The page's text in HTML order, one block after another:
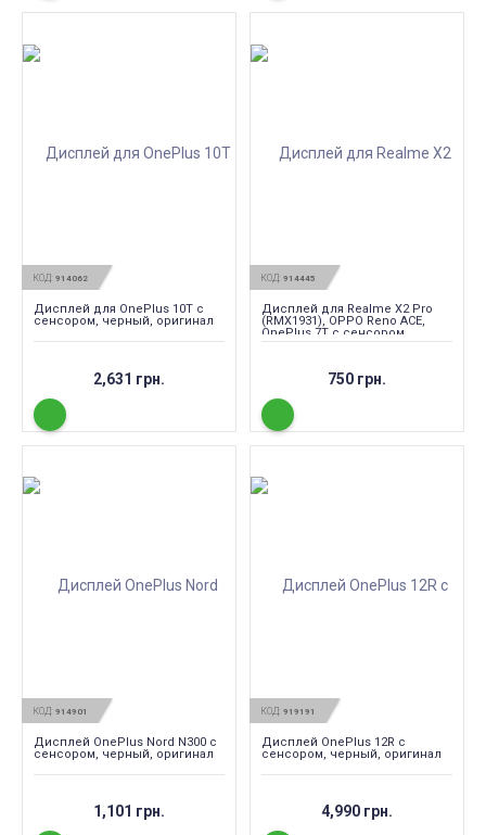
КОД: 914062
Дисплей для OnePlus 10T с
сенсором, черный, оригинал
2,631 грн.
КОД: 914445
Дисплей для Realme X2 Pro
(RMX1931), OPPO Reno ACE,
OnePlus 7T с сенсором,
черный (TFT)
750 грн.
КОД: 914901
Дисплей OnePlus Nord N300 с
сенсором, черный, оригинал
1,101 грн.
КОД: 919191
Дисплей OnePlus 12R с
сенсором, черный, оригинал
4,990 грн.